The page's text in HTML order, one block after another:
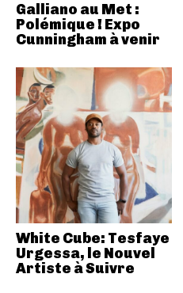
Galliano au Met :
Polémique ! Expo
Cunningham à venir
White Cube: Tesfaye
Urgessa, le Nouvel
Artiste à Suivre